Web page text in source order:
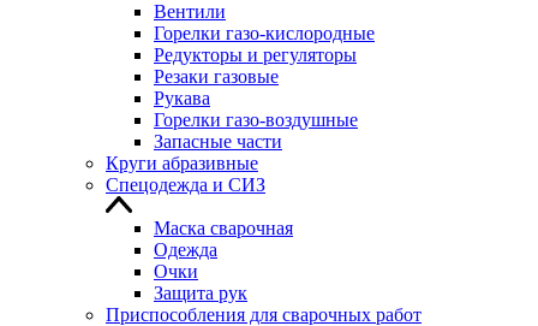
Вентили
Горелки газо-кислородные
Редукторы и регуляторы
Резаки газовые
Рукава
Горелки газо-воздушные
Запасные части
Круги абразивные
Спецодежда и СИЗ
Маска сварочная
Одежда
Очки
Защита рук
Приспособления для сварочных работ